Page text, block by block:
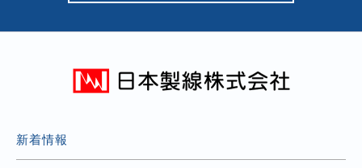
新着情報